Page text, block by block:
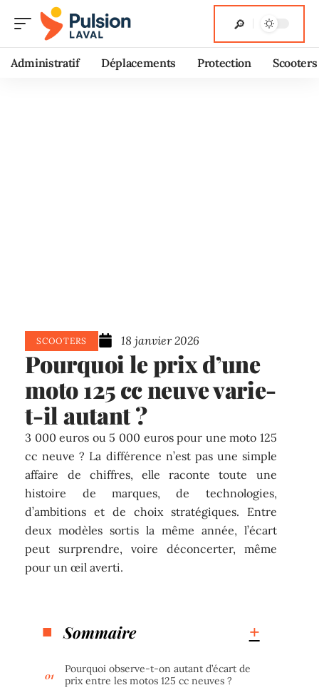
Administratif Déplacements Protection Scooters
SCOOTERS 18 janvier 2026
Pourquoi le prix d’une
moto 125 cc neuve varie-
t-il autant ?
3 000 euros ou 5 000 euros pour une moto 125
cc neuve ? La différence n’est pas une simple
affaire de chiffres, elle raconte toute une
histoire de marques, de technologies,
d’ambitions et de choix stratégiques. Entre
deux modèles sortis la même année, l’écart
peut surprendre, voire déconcerter, même
pour un œil averti.
Sommaire
Pourquoi observe-t-on autant d’écart de
prix entre les motos 125 cc neuves ?